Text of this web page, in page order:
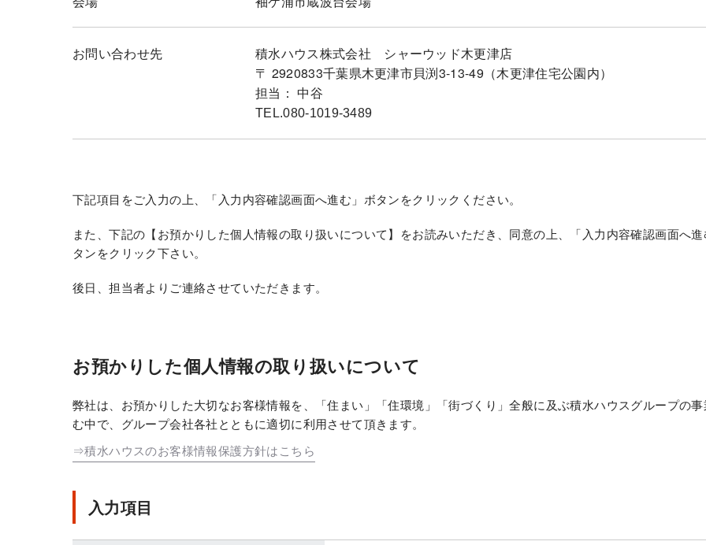
お問い合わせ先
積水ハウス株式会社 シャーウッド木更津店
〒 2920833千葉県木更津市貝渕3-13-49（木更津住宅公園内）
担当： 中谷
TEL.080-1019-3489
下記項目をご入力の上、「入力内容確認画面へ進む」ボタンをクリックください。
また、下記の【お預かりした個人情報の取り扱いについて】をお読みいただき、同意の上、「入力内容確認画面へ
タンをクリック下さい。
後日、担当者よりご連絡させていただきます。
お預かりした個人情報の取り扱いについて
弊社は、お預かりした大切なお客様情報を、「住まい」「住環境」「街づくり」全般に及ぶ積水ハウスグループの
む中で、グループ会社各社とともに適切に利用させて頂きます。
⇒積水ハウスのお客様情報保護方針はこちら
入力項目